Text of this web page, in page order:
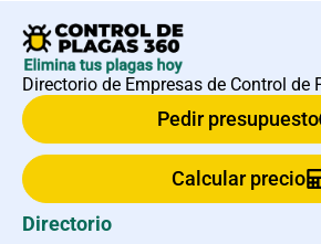
Directorio de Empresas de Control de
Pedir presupuesto
Calcular precio
Directorio